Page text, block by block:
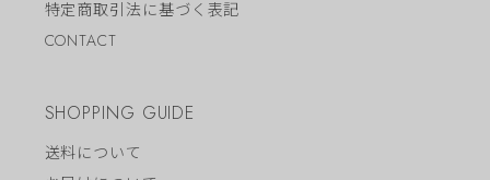
特定商取引法に基づく表記
CONTACT
SHOPPING GUIDE
送料について